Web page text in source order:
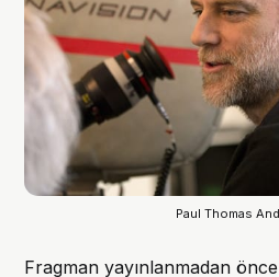
Paul Thomas
Fragman yayınlanmadan